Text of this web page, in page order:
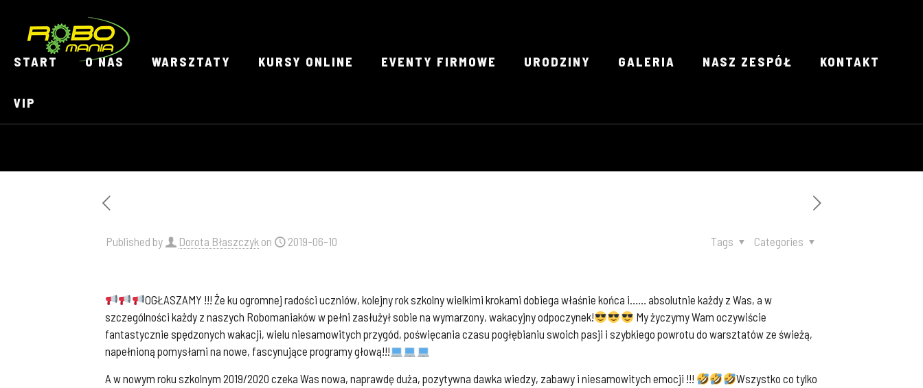
START O NAS WARSZTATY KURSY ONLINE EVENTY FIRMOWE URODZINY GALERIA NASZ ZESPÓŁ KONTAKT
VIP
Published by Dorota Błaszczyk on 2019-06-10 Categories
Tags
OGŁASZAMY !!! Że ku ogromnej radości uczniów, kolejny rok szkolny wielkimi krokami dobiega właśnie końca i…… absolutnie każdy z Was, a w
szczególności każdy z naszych Robomaniaków w pełni zasłużył sobie na wymarzony, wakacyjny odpoczynek!
My życzymy Wam oczywiście
fantastycznie spędzonych wakacji, wielu niesamowitych przygód, poświęcania czasu pogłębianiu swoich pasji i szybkiego powrotu do warsztatów ze świeżą,
napełnioną pomysłami na nowe, fascynujące programy głową!!!
A w nowym roku szkolnym 2019/2020 czeka Was nowa, naprawdę duża, pozytywna dawka wiedzy, zabawy i niesamowitych emocji !!!
Wszystko co tylko